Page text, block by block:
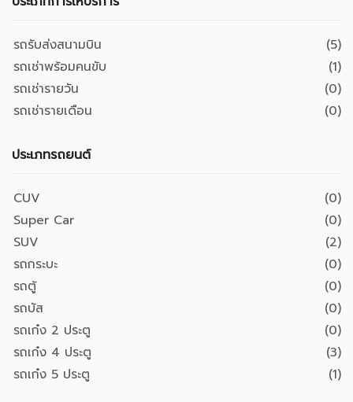
รถรับส่งสนามบิน
(5)
รถเช่าพร้อมคนขับ
(1)
รถเช่ารายวัน
(0)
รถเช่ารายเดือน
(0)
ประเภทรถยนต์
CUV
(0)
Super Car
(0)
SUV
(2)
รถกระบะ
(0)
รถตู้
(0)
รถบัส
(0)
รถเก๋ง 2 ประตู
(0)
รถเก๋ง 4 ประตู
(3)
รถเก๋ง 5 ประตู
(1)